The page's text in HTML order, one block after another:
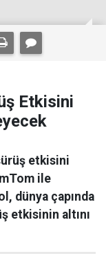
Etkisini
etkisini
ile
dünya çapında
etkisinin altını